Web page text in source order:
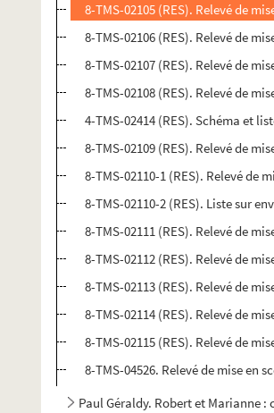
8-TMS-02105 (RES). Relevé de mise
8-TMS-02106 (RES). Relevé de mise
8-TMS-02107 (RES). Relevé de mise
8-TMS-02108 (RES). Relevé de
4-TMS-02414 (RES). Schéma et
8-TMS-02109 (RES). Relevé de
8-TMS-02110-1 (RES). Relevé de
8-TMS-02110-2 (RES). Liste sur
8-TMS-02111 (RES). Relevé de
8-TMS-02112 (RES). Relevé de
8-TMS-02113 (RES). Relevé de
8-TMS-02114 (RES). Relevé de
8-TMS-02115 (RES). Relevé de
8-TMS-04526. Relevé de mise en
Paul Géraldy. Robert et Marianne :